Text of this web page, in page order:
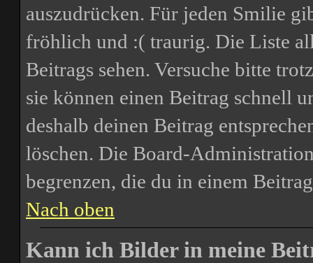
auszudrücken. Für jeden Smilie
fröhlich und :( traurig. Die Liste
Beitrags sehen. Versuche bitte
sie können einen Beitrag schnell
deshalb deinen Beitrag
löschen. Die Board-
begrenzen, die du in einem
Nach oben
Kann ich Bilder in meine